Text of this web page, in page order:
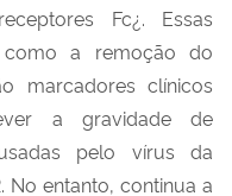
Fc¿. Essas
a remoção do
marcadores clínicos
a gravidade de
pelo vírus da
No entanto, continua a